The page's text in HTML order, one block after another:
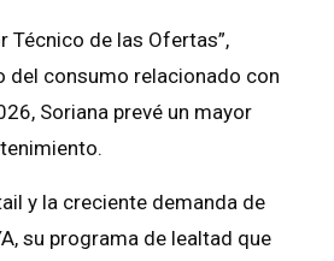
Técnico de las Ofertas”,
del consumo relacionado con
Soriana prevé un mayor
y la creciente demanda de
su programa de lealtad que